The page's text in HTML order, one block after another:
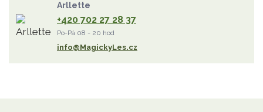
diamant
olivín
želva jahodový křemen
rodochrozit
červený achát
Arllette
+420 702 27 28 37
Po-Pá 08 - 20 hod
info@MagickyLes.cz